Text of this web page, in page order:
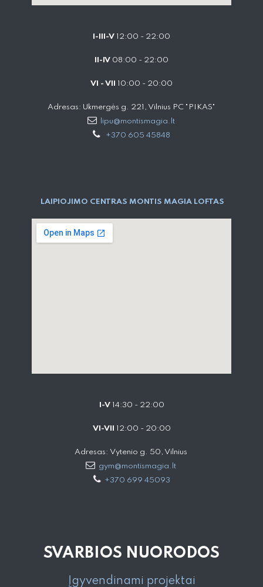
I-III-V 12:00 - 22:00
II-IV 08:00 - 22:00
VI - VII 10:00 - 20:00
Adresas: Ukmergės g. 221, Vilnius PC "PIKAS"
lipu@montismagia.lt
+370 605 45848
LAIPIOJIMO CENTRAS MONTIS MAGIA LOFTAS
I-V14:30 - 22:00
VI-VII 12:00 - 20:00
Adresas: Vytenio g. 50, Vilnius
gym@montismagia.lt
+370 699 45093
SVARBIOS NUORODOS
Įgyvendinami projektai